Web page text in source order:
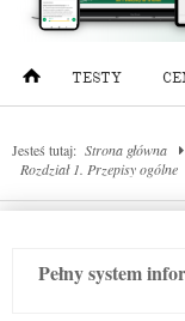
TESTY
Jesteś tutaj: Strona główna
Rozdział 1. Przepisy ogólne
Pełny system